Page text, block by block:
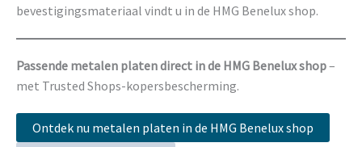
bevestigingsmateriaal vindt u in de HMG Benelux shop.
Passende metalen platen direct in de HMG Benelux shop–
met Trusted Shops-kopersbescherming.
Ontdek nu metalen platen in de HMG Benelux shop